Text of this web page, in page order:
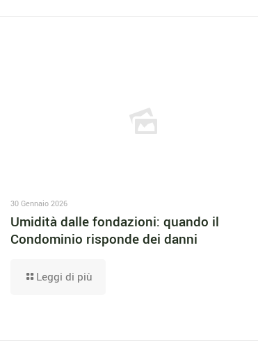
30 Gennaio 2026
Umidità dalle fondazioni: quando il
Condominio risponde dei danni
Leggi di più